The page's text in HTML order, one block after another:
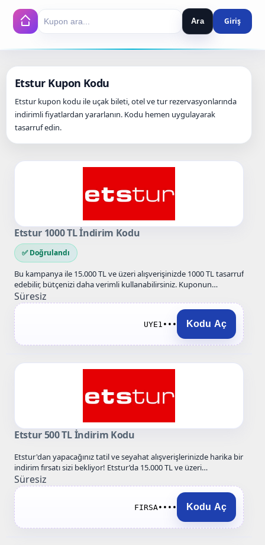
Search Ara
Etstur Kupon Kodu
Etstur kupon kodu ile uçak bileti, otel ve tur rezervasyonlarında
indirimli fiyatlardan yararlanın. Kodu hemen uygulayarak
tasarruf edin.
Etstur 1000 TL İndirim Kodu
✅ Doğrulandı
Bu kampanya ile 15.000 TL ve üzeri alışverişinizde 1000 TL tasarruf
edebilir, bütçenizi daha verimli kullanabilirsiniz. Kuponun
geçerlilik…
Süresiz
UYE1••• Kodu Aç
Etstur 500 TL İndirim Kodu
Etstur'dan yapacağınız tatil ve seyahat alışverişlerinizde harika bir
indirim fırsatı sizi bekliyor! Etstur’da 15.000 TL ve üzeri
rezervasyonlarda…
Süresiz
FIRSA•••• Kodu Aç